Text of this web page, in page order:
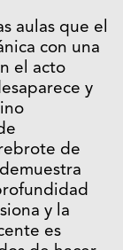
aulas que el
con una
el acto
y
de
y la
es